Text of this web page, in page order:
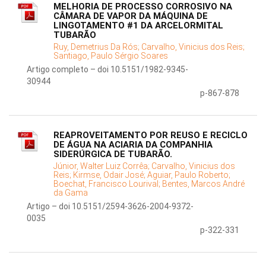
MELHORIA DE PROCESSO CORROSIVO NA
CÂMARA DE VAPOR DA MÁQUINA DE
LINGOTAMENTO #1 DA ARCELORMITAL
TUBARÃO
Ruy, Demetrius Da Rós; Carvalho, Vinicius dos Reis;
Santiago, Paulo Sérgio Soares
Artigo completo – doi 10.5151/1982-9345-
30944
p-867-878
REAPROVEITAMENTO POR REUSO E RECICLO
DE ÁGUA NA ACIARIA DA COMPANHIA
SIDERÚRGICA DE TUBARÃO.
Júnior, Walter Luiz Corrêa; Carvalho, Vinicius dos
Reis; Kirmse, Odair José; Aguiar, Paulo Roberto;
Boechat, Francisco Lourival; Bentes, Marcos André
da Gama
Artigo – doi 10.5151/2594-3626-2004-9372-
0035
p-322-331